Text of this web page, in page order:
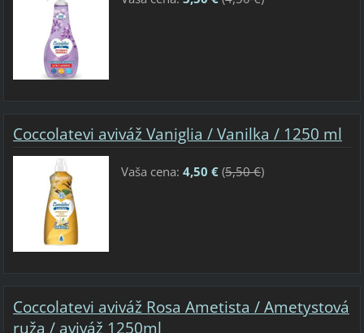
Coccolatevi aviváž Vaniglia / Vanilka / 1250 ml
Vaša cena: 4,50 €(5,50 €)
Coccolatevi aviváž Rosa Ametista / Ametystová
ruža / aviváž 1250ml